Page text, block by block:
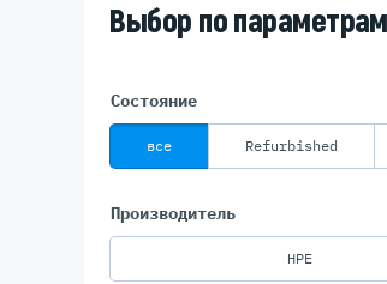
Выбор по параметрам
Состояние
все Refurbished
Производитель
HPE